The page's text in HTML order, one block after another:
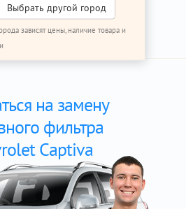
Выбрать другой город
зависят цены, наличие товара и
Каптива
на замену
фильтра
Captiva